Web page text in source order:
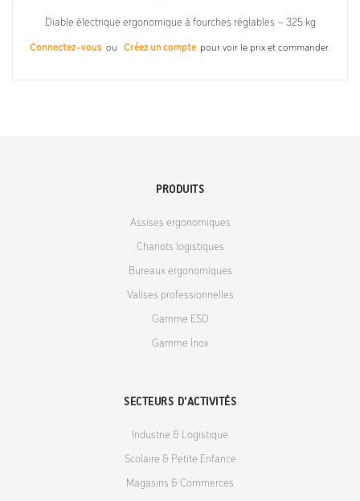
Diable électrique ergonomique à fourches réglables – 325 kg
Connectez-vous ou Créez un compte pour voir le prix et commander.
PRODUITS
Assises ergonomiques
Chariots logistiques
Bureaux ergonomiques
Valises professionnelles
Gamme ESD
Gamme Inox
SECTEURS D'ACTIVITÉS
Industrie & Logistique
Scolaire & Petite Enfance
Magasins & Commerces